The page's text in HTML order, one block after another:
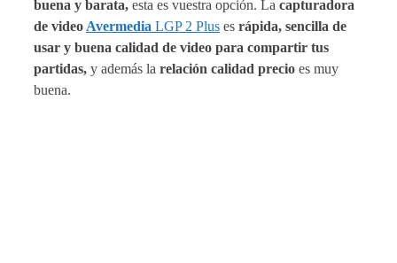
buena y barata, esta es vuestra opción. La capturadora
de video Avermedia LGP 2 Plus es rápida, sencilla de
usar y buena calidad de video para compartir tus
partidas, y además la relación calidad precio es muy
buena.